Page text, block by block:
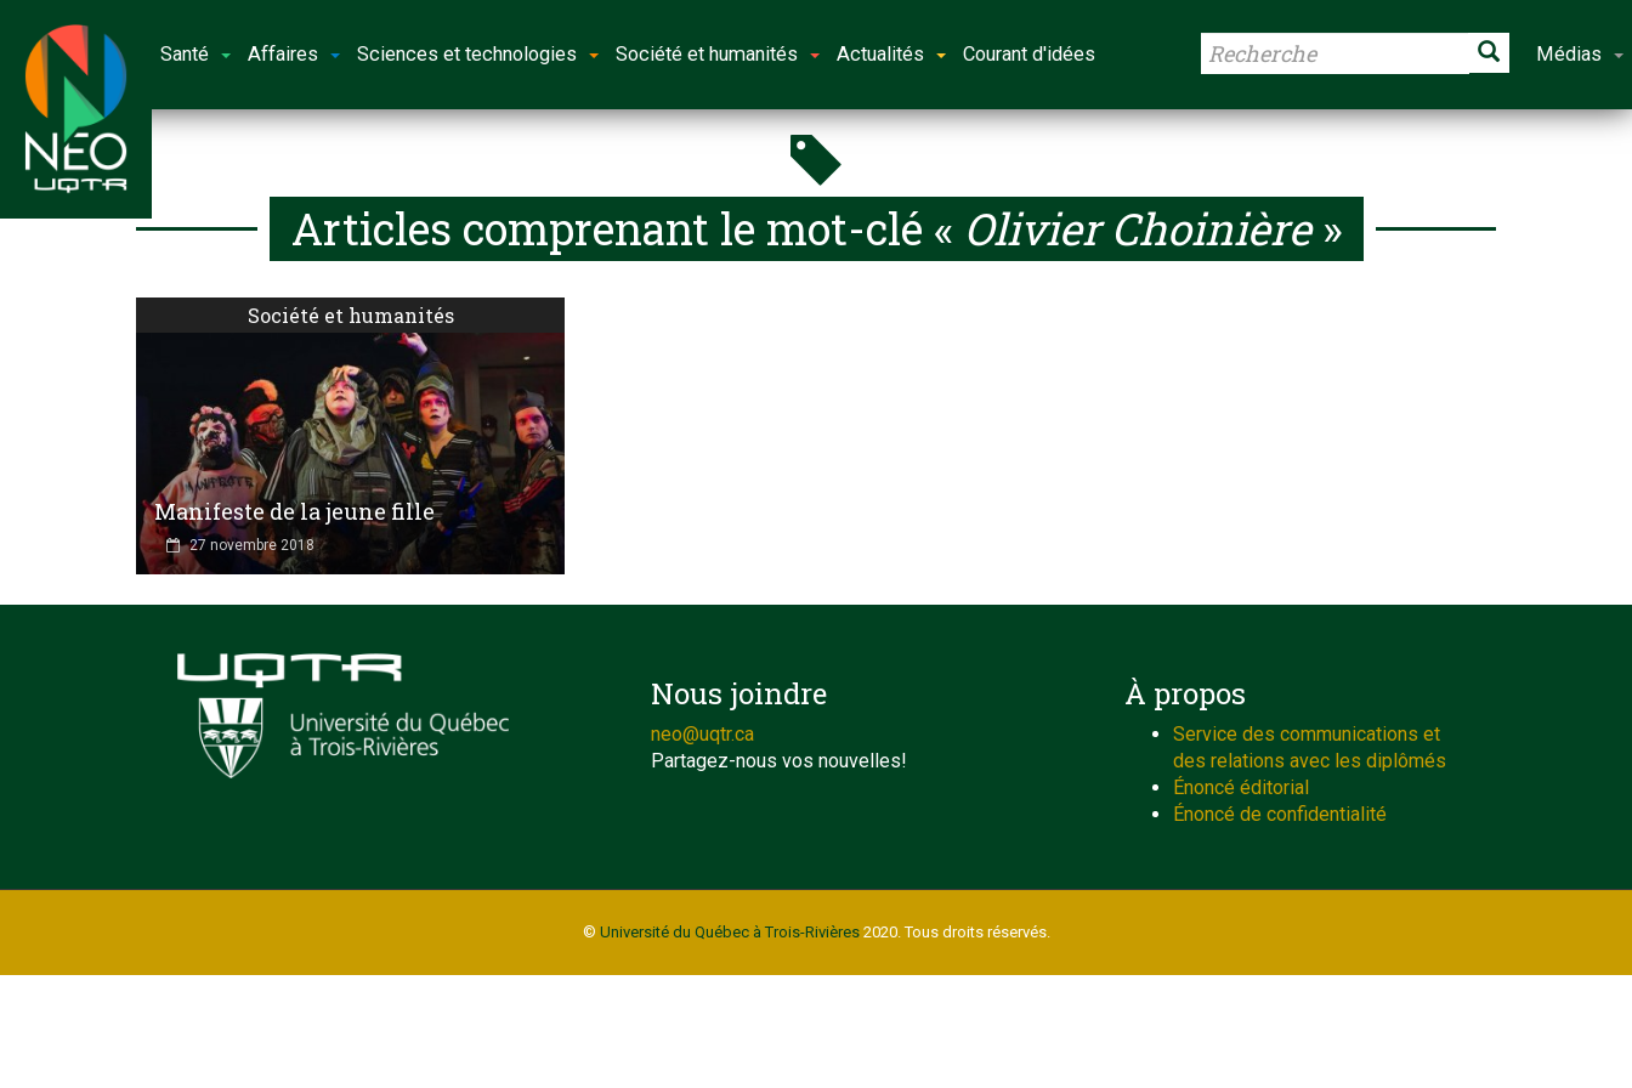
Santé Affaires Sciences et technologies Société et humanités Actualités Courant d'idées Médias
Articles comprenant le mot-clé « Olivier Choinière»
Société et humanités
Manifeste de la jeune fille
27 novembre 2018
Nous joindre
neo@uqtr.ca
Partagez-nous vos nouvelles!
À propos
Service des communications et
des relations avec les diplômés
Énoncé éditorial
Énoncé de confidentialité
© Université du Québec à Trois-Rivières2020. Tous droits réservés.